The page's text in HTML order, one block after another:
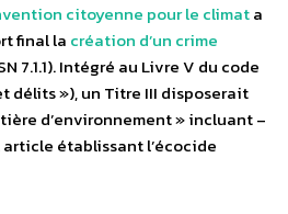
citoyenne pour le climata
final la création d’un crime
7.1.1). Intégré au Livre V du code
délits »), un Titre III disposerait
d’environnement » incluant –
établissant l’écocide